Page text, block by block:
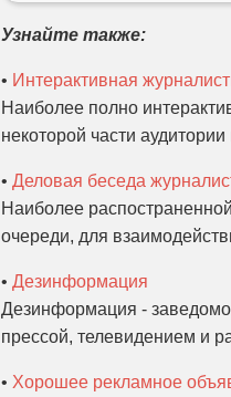
Узнайте также:
• Интерактивная
Наиболее полно
некоторой части
• Деловая беседа
Наиболее
очереди, для
• Дезинформация
Дезинформация -
прессой, телевидением и
• Хорошее рекламное